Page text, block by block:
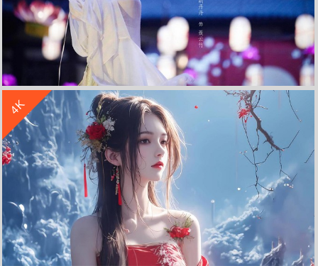
赘婿胡丹丹 唯美古装剧照 4k高清壁纸 3840x2160
4K
立 即 下 载
收 藏
立 即 下 载
收 藏